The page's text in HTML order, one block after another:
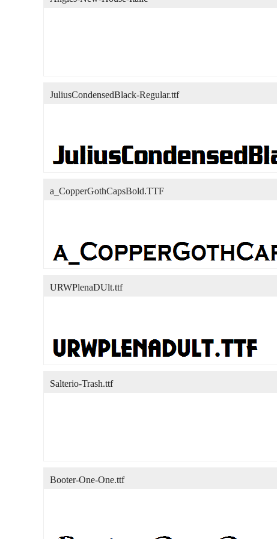
JuliusCondensedBlack-Regular.ttf
a_CopperGothCapsBold.TTF
URWPlenaDUlt.ttf
Salterio-Trash.ttf
Booter-One-One.ttf